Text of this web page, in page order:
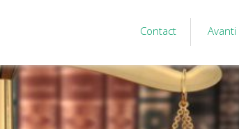
Contact Avanti
Nieuws&informatie
Nieuwsbrief